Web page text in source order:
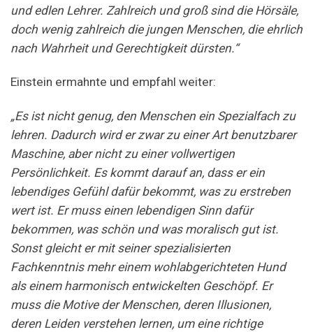
und edlen Lehrer. Zahlreich und groß sind die Hörsäle,
doch wenig zahlreich die jungen Menschen, die ehrlich
nach Wahrheit und Gerechtigkeit dürsten.“
Einstein ermahnte und empfahl weiter:
„Es ist nicht genug, den Menschen ein Spezialfach zu
lehren. Dadurch wird er zwar zu einer Art benutzbarer
Maschine, aber nicht zu einer vollwertigen
Persönlichkeit. Es kommt darauf an, dass er ein
lebendiges Gefühl dafür bekommt, was zu erstreben
wert ist. Er muss einen lebendigen Sinn dafür
bekommen, was schön und was moralisch gut ist.
Sonst gleicht er mit seiner spezialisierten
Fachkenntnis mehr einem wohlabgerichteten Hund
als einem harmonisch entwickelten Geschöpf. Er
muss die Motive der Menschen, deren Illusionen,
deren Leiden verstehen lernen, um eine richtige